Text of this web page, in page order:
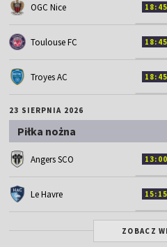
OGC Nice 18:45
Toulouse FC 18:45
Troyes AC 18:45
23 SIERPNIA 2026
Piłka nożna
Angers SCO 13:00
Le Havre 15:15
ZOBACZ